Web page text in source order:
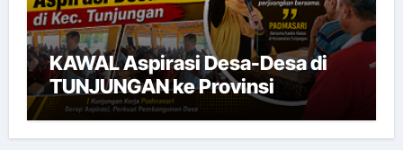
KAWAL Aspirasi Desa-Desa di
TUNJUNGAN ke Provinsi